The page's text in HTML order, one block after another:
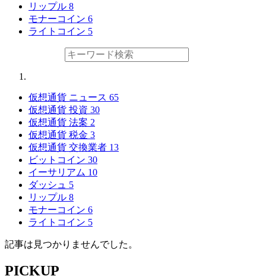
リップル 8
モナーコイン 6
ライトコイン 5
仮想通貨 ニュース 65
仮想通貨 投資 30
仮想通貨 法案 2
仮想通貨 税金 3
仮想通貨 交換業者 13
ビットコイン 30
イーサリアム 10
ダッシュ 5
リップル 8
モナーコイン 6
ライトコイン 5
記事は見つかりませんでした。
PICKUP